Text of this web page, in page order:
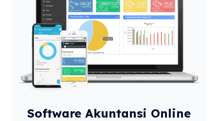
Software Akuntansi Online